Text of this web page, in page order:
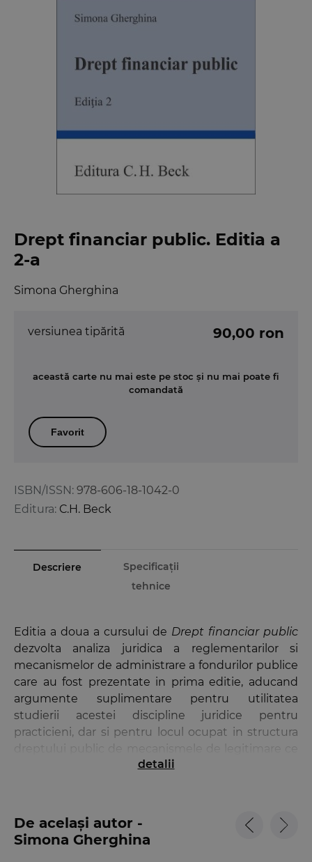
Drept financiar public. Editia a
2-a
Simona Gherghina
ISBN/ISSN: 978-606-18-1042-0
Editura: C.H. Beck
versiunea tipărită 90,00 ron
această carte nu mai este pe stoc și nu mai poate fi
comandată
Favorit
Descriere
Specificații
tehnice
Editia a doua a cursului de Drept financiar public
dezvolta analiza juridica a reglementarilor si
mecanismelor de administrare a fondurilor publice
care au fost prezentate in prima editie, aducand
argumente suplimentare pentru utilitatea
studierii acestei discipline juridice pentru
practicieni, dar si pentru locul ocupat in structura
dau continut Dreptului financiar public.
analizand notiunea de fonduri publice, structura
bugetelor publice si etapele procedurii bugetare,
detalii
De același autor -
Simona Gherghina